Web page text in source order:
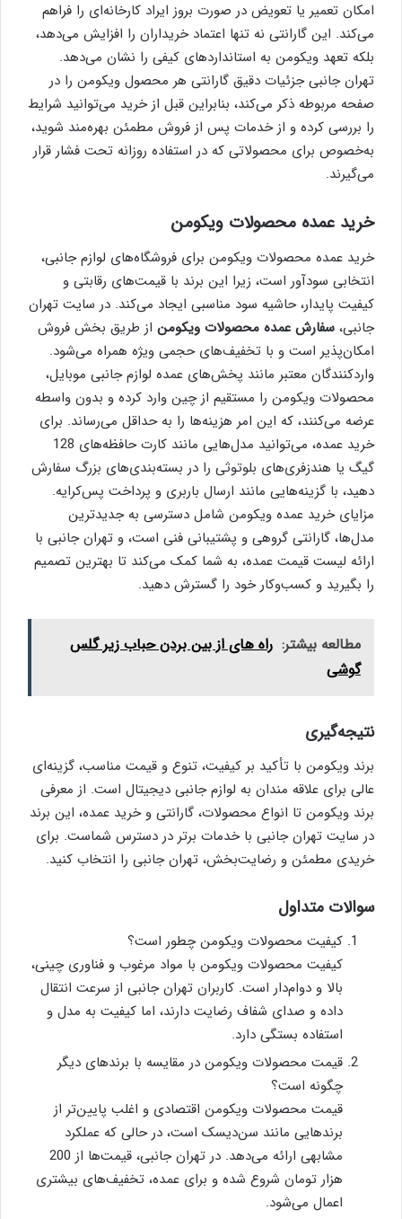
امکان تعمیر یا تعویض در صورت بروز ایراد کارخانه‌ای را فراهم
می‌کند. این گارانتی نه تنها اعتماد خریداران را افزایش می‌دهد،
بلکه تعهد ویکومن به استانداردهای کیفی را نشان می‌دهد.
تهران جانبی جزئیات دقیق گارانتی هر محصول ویکومن را در
صفحه مربوطه ذکر می‌کند، بنابراین قبل از خرید می‌توانید شرایط
را بررسی کرده و از خدمات پس از فروش مطمئن بهره‌مند شوید،
به‌خصوص برای محصولاتی که در استفاده روزانه تحت فشار قرار
می‌گیرند.
خرید عمده محصولات ویکومن
خرید عمده محصولات ویکومن برای فروشگاه‌های لوازم جانبی،
انتخابی سودآور است، زیرا این برند با قیمت‌های رقابتی و
کیفیت پایدار، حاشیه سود مناسبی ایجاد می‌کند. در سایت تهران
جانبی، سفارش عمده محصولات ویکومن از طریق بخش فروش
امکان‌پذیر است و با تخفیف‌های حجمی ویژه همراه می‌شود.
واردکنندگان معتبر مانند پخش‌های عمده لوازم جانبی موبایل،
محصولات ویکومن را مستقیم از چین وارد کرده و بدون واسطه
عرضه می‌کنند، که این امر هزینه‌ها را به حداقل می‌رساند. برای
خرید عمده، می‌توانید مدل‌هایی مانند کارت حافظه‌های 128
گیگ یا هندزفری‌های بلوتوثی را در بسته‌بندی‌های بزرگ سفارش
دهید، با گزینه‌هایی مانند ارسال باربری و پرداخت پس‌کرایه.
مزایای خرید عمده ویکومن شامل دسترسی به جدیدترین
مدل‌ها، گارانتی گروهی و پشتیبانی فنی است، و تهران جانبی با
ارائه لیست قیمت عمده، به شما کمک می‌کند تا بهترین تصمیم
را بگیرید و کسب‌وکار خود را گسترش دهید.
مطالعه بیشتر: راه های از بین بردن حباب زیر گلس
گوشی
نتیجه‌گیری
برند ویکومن با تأکید بر کیفیت، تنوع و قیمت مناسب، گزینه‌ای
عالی برای علاقه‌ مندان به لوازم جانبی دیجیتال است. از معرفی
برند ویکومن تا انواع محصولات، گارانتی و خرید عمده، این برند
در سایت تهران جانبی با خدمات برتر در دسترس شماست. برای
خریدی مطمئن و رضایت‌بخش، تهران جانبی را انتخاب کنید.
سوالات متداول
کیفیت محصولات ویکومن چطور است؟
کیفیت محصولات ویکومن با مواد مرغوب و فناوری چینی،
بالا و دوام‌دار است. کاربران تهران جانبی از سرعت انتقال
داده و صدای شفاف رضایت دارند، اما کیفیت به مدل و
استفاده بستگی دارد.
قیمت محصولات ویکومن در مقایسه با برندهای دیگر
چگونه است؟
قیمت محصولات ویکومن اقتصادی و اغلب پایین‌تر از
برندهایی مانند سن‌دیسک است، در حالی که عملکرد
مشابهی ارائه می‌دهد. در تهران جانبی، قیمت‌ها از 200
هزار تومان شروع شده و برای عمده، تخفیف‌های بیشتری
اعمال می‌شود.